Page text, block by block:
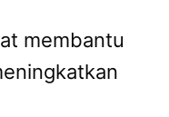
membantu